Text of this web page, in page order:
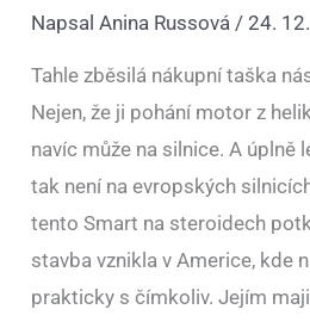
NapsalAnina Russová/24.
Tahle zběsilá nákupní taška
Nejen, že ji pohání motor z
navíc může na silnice. A úplně
tak není na evropských
tento Smart na steroidech
stavba vznikla v Americe, kde
prakticky s čímkoliv. Jejím